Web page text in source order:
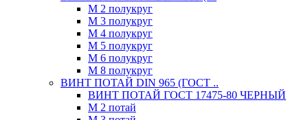
М 2 полукруг
М 3 полукруг
М 4 полукруг
М 5 полукруг
М 6 полукруг
М 8 полукруг
ВИНТ ПОТАЙ DIN 965 (ГОСТ ..
ВИНТ ПОТАЙ ГОСТ 17475-80 ЧЕРНЫЙ
М 2 потай